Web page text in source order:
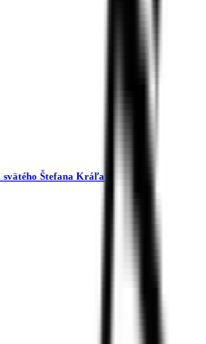
svätého Štefana Kráľa